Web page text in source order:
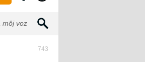
môj voz
743